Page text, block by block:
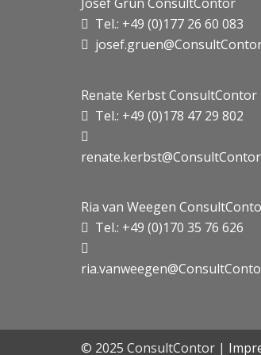
Tel.: +49 (0)177 26 60 083
Renate Kerbst ConsultContor
Tel.: +49 (0)178 47 29 802
Ria van Weegen
Tel.: +49 (0)170 35 76 626
© 2025 ConsultContor |